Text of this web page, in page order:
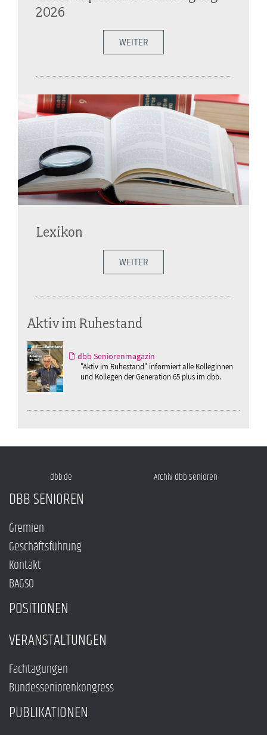
2026
WEITER
Lexikon
WEITER
Aktiv im Ruhestand
dbb Seniorenmagazin
"Aktiv im Ruhestand" informiert alle Kolleginnen
und Kollegen der Generation 65 plus im dbb.
dbb.de Archiv dbb Senioren
DBB SENIOREN
Gremien
Geschäftsführung
Kontakt
BAGSO
POSITIONEN
VERANSTALTUNGEN
Fachtagungen
Bundesseniorenkongress
PUBLIKATIONEN